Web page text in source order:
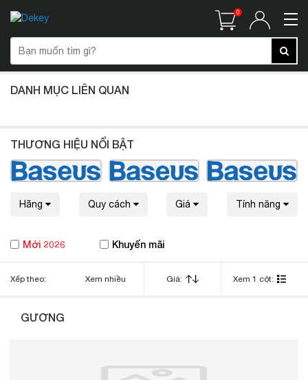
0
DANH MỤC LIÊN QUAN
THƯƠNG HIỆU NỔI BẬT
Hãng Quy cách Giá Tính năng
Mới 2026 Khuyến mãi
Xếp theo: Xem nhiều Giá: Xem 1 cột:
GƯƠNG